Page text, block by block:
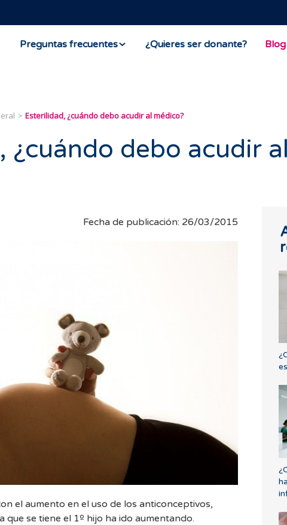
Preguntas frecuentes ¿Quieres ser donante? Blog
Esterilidad, ¿cuándo debo acudir al médico?
¿cuándo debo acudir al
Fecha de publicación: 26/03/2015
el aumento en el uso de los anticonceptivos,
que se tiene el 1º hijo ha ido aumentando.